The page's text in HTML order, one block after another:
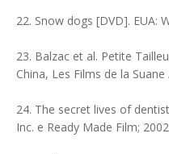
22. Snow dogs [DVD]. EUA:
23. Balzac et al. Petite
China, Les Films de la
24. The secret lives of
Inc. e Ready Made Film;